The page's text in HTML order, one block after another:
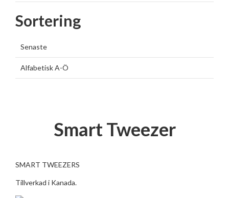
Sortering
Senaste
Alfabetisk A-Ö
Smart Tweezer
SMART TWEEZERS
Tillverkad i Kanada.